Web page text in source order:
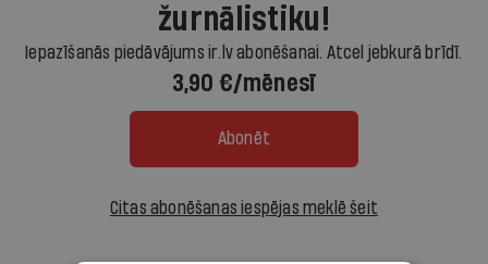
žurnālistiku!
Iepazīšanās piedāvājums ir.lv abonēšanai. Atcel jebkurā brīdī.
3,90 €/mēnesī
Abonēt
Citas abonēšanas iespējas meklē šeit